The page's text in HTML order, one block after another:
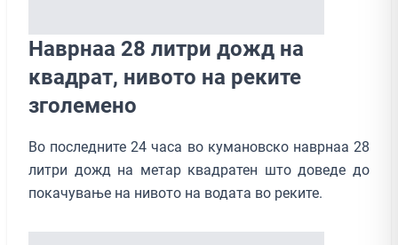
Наврнаа 28 литри дожд на
квадрат, нивото на реките
зголемено
Во последните 24 часа во кумановско наврнаа 28
литри дожд на метар квадратен што доведе до
покачување на нивото на водата во реките.